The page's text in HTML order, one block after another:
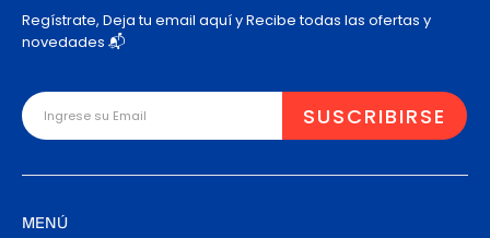
Regístrate, Deja tu email aquí y Recibe todas las ofertas y
novedades 📬
MENÚ